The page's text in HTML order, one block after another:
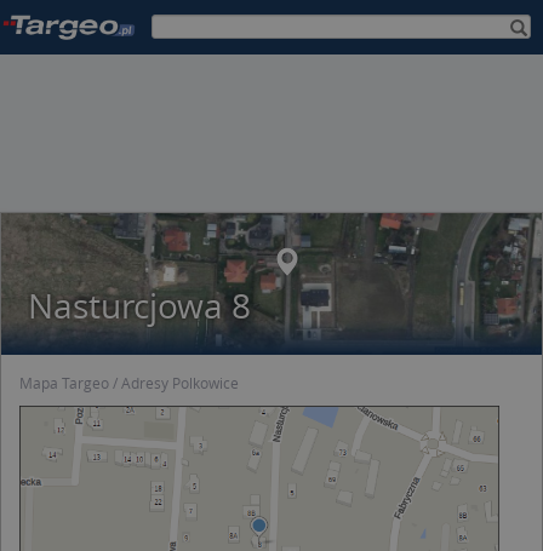
Nasturcjowa 8
Mapa Targeo Adresy Polkowice